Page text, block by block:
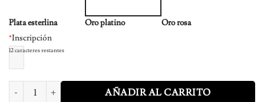
Plata esterlina Oro platino
Oro rosa
*Inscripción
12caracteres restantes
Gold Plated Old English Name Necklace cantidad
AÑADIR AL CARRITO